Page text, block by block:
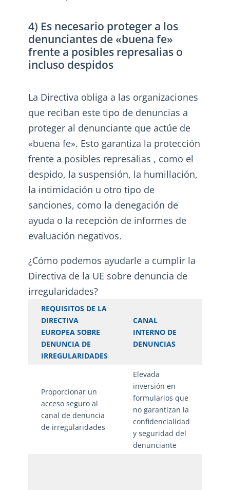
4) Es necesario proteger a los
denunciantes de «buena fe»
frente a posibles represalias o
incluso despidos
La Directiva obliga a las organizaciones
que reciban este tipo de denuncias a
proteger al denunciante que actúe de
«buena fe». Esto garantiza la protección
frente a posibles represalias , como el
despido, la suspensión, la humillación,
la intimidación u otro tipo de
sanciones, como la denegación de
ayuda o la recepción de informes de
evaluación negativos.
¿Cómo podemos ayudarle a cumplir la
Directiva de la UE sobre denuncia de
irregularidades?
REQUISITOS DE LA
DIRECTIVA
EUROPEA SOBRE
DENUNCIA DE
IRREGULARIDADES
CANAL
INTERNO DE
DENUNCIAS
Proporcionar un
acceso seguro al
canal de denuncia
de irregularidades
Elevada
inversión en
formularios que
no garantizan la
confidencialidad
y seguridad del
denunciante